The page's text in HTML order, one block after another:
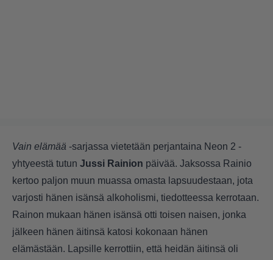
Vain elämää -sarjassa vietetään perjantaina Neon 2 -
yhtyeestä tutun Jussi Rainion päivää. Jaksossa Rainio
kertoo paljon muun muassa omasta lapsuudestaan, jota
varjosti hänen isänsä alkoholismi, tiedotteessa kerrotaan.
Rainon mukaan hänen isänsä otti toisen naisen, jonka
jälkeen hänen äitinsä katosi kokonaan hänen
elämästään. Lapsille kerrottiin, että heidän äitinsä oli